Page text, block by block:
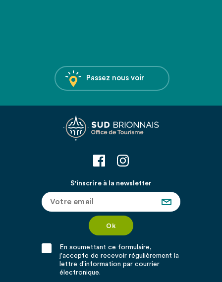
Passez nous voir
S'inscrire à la newsletter
En soumettant ce formulaire,
j'accepte de recevoir régulièrement la
lettre d'information par courrier
électronique.